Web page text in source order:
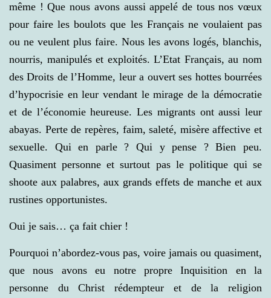
même ! Que nous avons aussi appelé de tous nos vœux
pour faire les boulots que les Français ne voulaient pas
ou ne veulent plus faire. Nous les avons logés, blanchis,
nourris, manipulés et exploités. L’Etat Français, au nom
des Droits de l’Homme, leur a ouvert ses hottes bourrées
d’hypocrisie en leur vendant le mirage de la démocratie
et de l’économie heureuse. Les migrants ont aussi leur
abayas. Perte de repères, faim, saleté, misère affective et
sexuelle. Qui en parle ? Qui y pense ? Bien peu.
Quasiment personne et surtout pas le politique qui se
shoote aux palabres, aux grands effets de manche et aux
rustines opportunistes.
Oui je sais… ça fait chier !
Pourquoi n’abordez-vous pas, voire jamais ou quasiment,
que nous avons eu notre propre Inquisition en la
personne du Christ rédempteur et de la religion